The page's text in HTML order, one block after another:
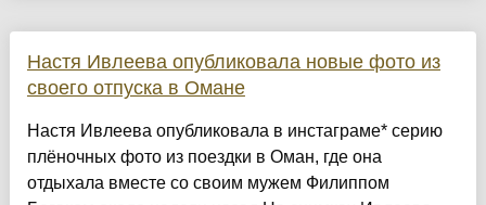
Настя Ивлеева опубликовала новые фото из
своего отпуска в Омане
Настя Ивлеева опубликовала в инстаграме* серию
плёночных фото из поездки в Оман, где она
отдыхала вместе со своим мужем Филиппом